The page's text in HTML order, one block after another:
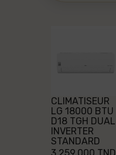
CLIMATISEUR
LG 18000 BTU
D18 TGH DUAL
INVERTER
STANDARD